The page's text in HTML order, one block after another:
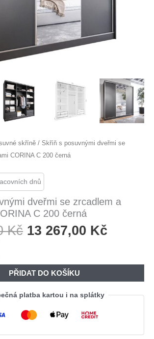
skříně / Skříň s posuvnými dveřmi se
CORINA C 200 černá
dnů
dveřmi se zrcadlem a
C 200 černá
Kč Původní
15
960,00 Kč.
13 267,00 Kč
267,00
PŘIDAT DO KOŠÍKU
platba kartou i na splátky